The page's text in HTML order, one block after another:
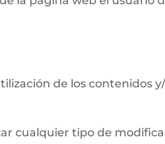
de los contenidos
cualquier tipo de